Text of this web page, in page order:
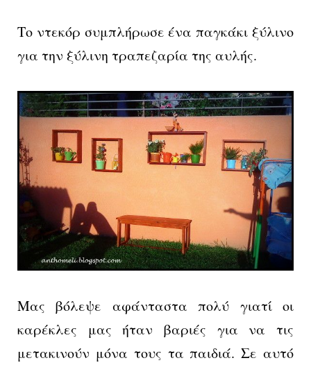
Το ντεκόρ συμπλήρωσε ένα παγκάκι ξύλινο
για την ξύλινη τραπεζαρία της αυλής.
Μας βόλεψε αφάνταστα πολύ γιατί οι
καρέκλες μας ήταν βαριές για να τις
μετακινούν μόνα τους τα παιδιά. Σε αυτό